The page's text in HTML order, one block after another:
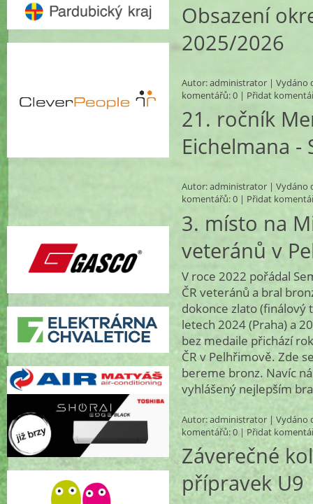
Obsazení
2025/2026
Autor:administrator| Vydáno
komentářů: 0 | Přidat
21. ročník
Eichelmana -
Autor:administrator| Vydáno
komentářů: 0 | Přidat
3. místo na
veteránů v
V roce 2022 pořádal
ČR veteránů a bral
dokonce zlato (finálový
letech 2024 (Praha) a
bez medaile přichází
ČR v Pelhřimově. Zde
bereme bronz. Navíc
vyhlášený nejlepším
Autor:administrator| Vydáno
komentářů: 0 | Přidat
Záverečné
přípravek U9